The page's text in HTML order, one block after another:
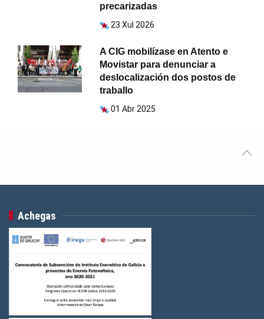
precarizadas
23 Xul 2026
A CIG mobilízase en Atento e
Movistar para denunciar a
deslocalización dos postos de
traballo
01 Abr 2025
Achegas